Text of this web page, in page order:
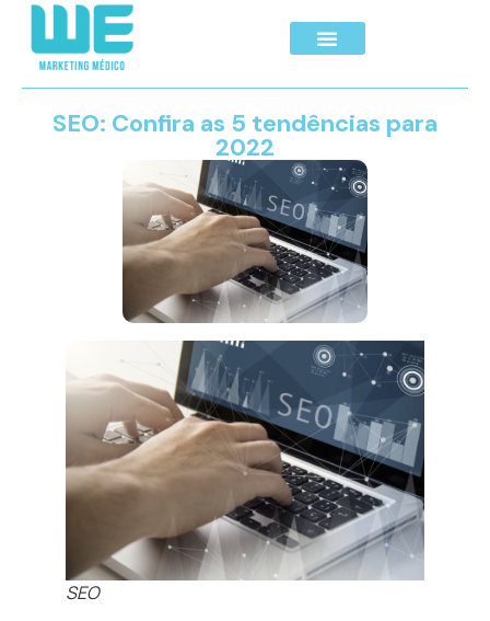
SEO: Confira as 5 tendências para
2022
SEO